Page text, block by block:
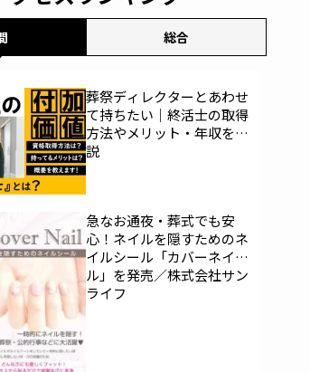
総合
葬祭ディレクターとあわせ
て持ちたい｜終活士の取得
方法やメリット・年収を解
説
急なお通夜・葬式でも安
心！ネイルを隠すためのネ
イルシール「カバーネイ
ル」を発売／株式会社サン
ライフ